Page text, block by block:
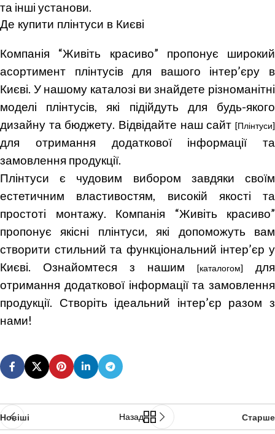
та інші установи.
Де купити плінтуси в Києві
Компанія “Живіть красиво” пропонує широкий
асортимент плінтусів для вашого інтер’єру в
Києві. У нашому каталозі ви знайдете різноманітні
моделі плінтусів, які підійдуть для будь-якого
дизайну та бюджету. Відвідайте наш сайт [Плінтуси]
для отримання додаткової інформації та
замовлення продукції.
Плінтуси є чудовим вибором завдяки своїм
естетичним властивостям, високій якості та
простоті монтажу. Компанія “Живіть красиво”
пропонує якісні плінтуси, які допоможуть вам
створити стильний та функціональний інтер’єр у
Києві. Ознайомтеся з нашим
[каталогом]
для
отримання додаткової інформації та замовлення
продукції. Створіть ідеальний інтер’єр разом з
нами!
Новіші Назад Старше